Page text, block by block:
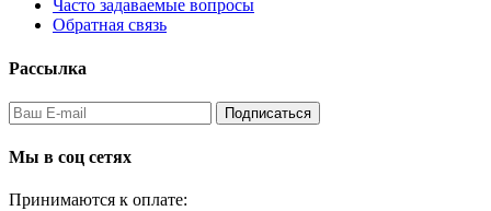
Часто задаваемые вопросы
Обратная связь
Рассылка
Подписаться
Мы в соц сетях
Принимаются к оплате: